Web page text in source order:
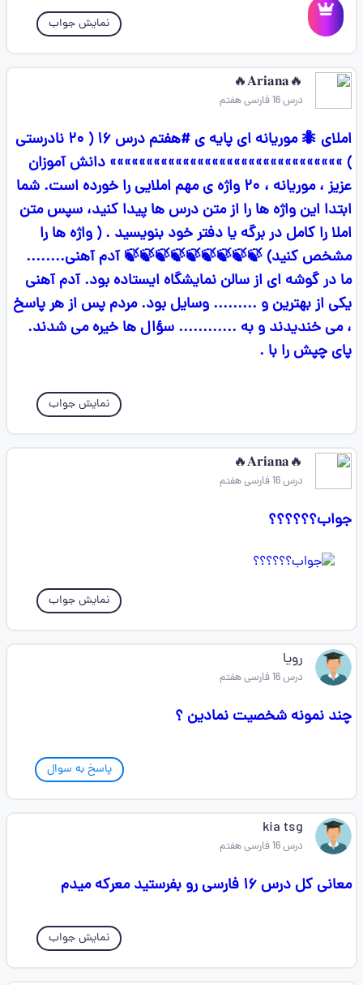
نمایش جواب
🔥𝐀𝐫𝐢𝐚𝐧𝐚🔥
درس 16 فارسی هفتم
املای 🐜 موریانه ای پایه ی #هفتم درس ۱۶ ( ۲۰ نادرستی
) »»»»»»»»»»»»»»»»»»»»»»»»»»»»»»»» دانش آموزان
عزیز ، موریانه ، ۲۰ واژه ی مهم املایی را خورده است. شما
ابتدا این واژه ها را از متن درس ها پیدا کنید، سپس متن
املا را کامل در برگه یا دفتر خود بنویسید . ( واژه ها را
مشخص کنید) 🍃🍃🍃🍃🍃🍃🍃🍃🍃 آدم آهنی........
ما در گوشه ای از سالن نمایشگاه ایستاده بود. آدم آهنی
یکی از بهترین و ......... وسایل بود. مردم پس از هر پاسخ
، می خندیدند و به ............ سؤال ها خیره می شدند.
پای چپش را با .
نمایش جواب
🔥𝐀𝐫𝐢𝐚𝐧𝐚🔥
درس 16 فارسی هفتم
جواب؟؟؟؟؟؟
نمایش جواب
رویا
درس 16 فارسی هفتم
چند نمونه شخصیت نمادین ؟
پاسخ به سوال
kia tsg
درس 16 فارسی هفتم
معانی کل درس ۱۶ فارسی رو بفرستید معرکه میدم
نمایش جواب